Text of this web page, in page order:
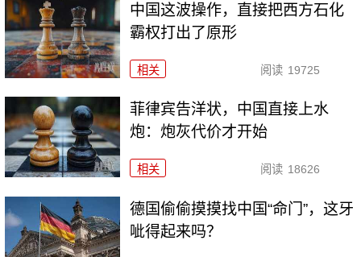
中国这波操作，直接把西方石化
霸权打出了原形
相关 阅读 19725
菲律宾告洋状，中国直接上水
炮：炮灰代价才开始
相关 阅读 18626
德国偷偷摸摸找中国“命门”，这牙
呲得起来吗？